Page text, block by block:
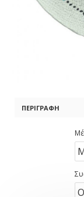
ΠΕΡΙΓΡΑΦΉ